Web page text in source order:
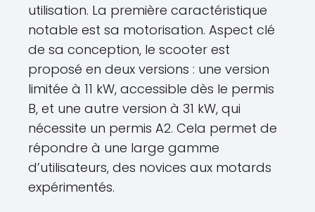
utilisation. La première caractéristique
notable est sa motorisation. Aspect clé
de sa conception, le scooter est
proposé en deux versions : une version
limitée à 11 kW, accessible dès le permis
B, et une autre version à 31 kW, qui
nécessite un permis A2. Cela permet de
répondre à une large gamme
d’utilisateurs, des novices aux motards
expérimentés.